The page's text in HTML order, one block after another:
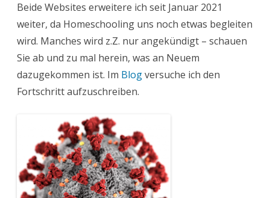
Beide Websites erweitere ich seit Januar 2021
weiter, da Homeschooling uns noch etwas begleiten
wird. Manches wird z.Z. nur angekündigt – schauen
Sie ab und zu mal herein, was an Neuem
dazugekommen ist. Im Blogversuche ich den
Fortschritt aufzuschreiben.